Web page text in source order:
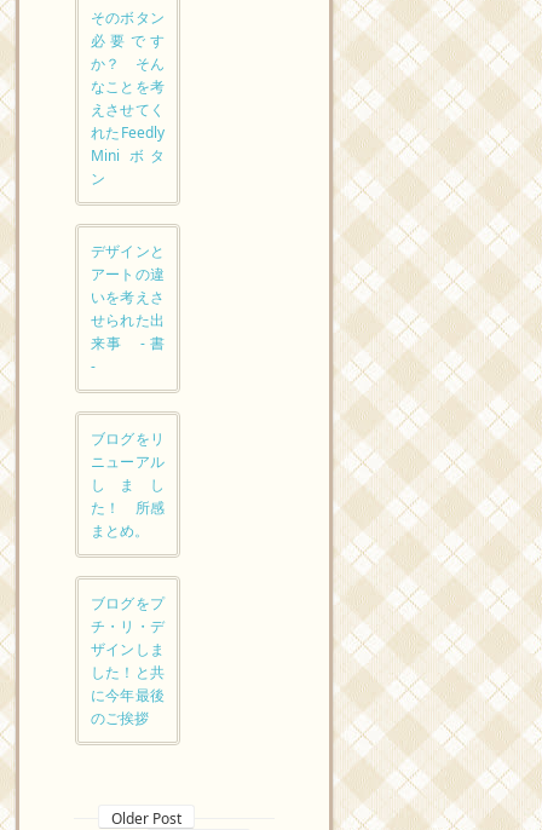
そのボタン
必要です
か？ そん
なことを考
えさせてく
れたFeedly
Mini ボタ
ン
デザインと
アートの違
いを考えさ
せられた出
来事 - 書
-
ブログをリ
ニューアル
しまし
た！ 所感
まとめ。
ブログをプ
チ・リ・デ
ザインしま
した！と共
に今年最後
のご挨拶
Older Post